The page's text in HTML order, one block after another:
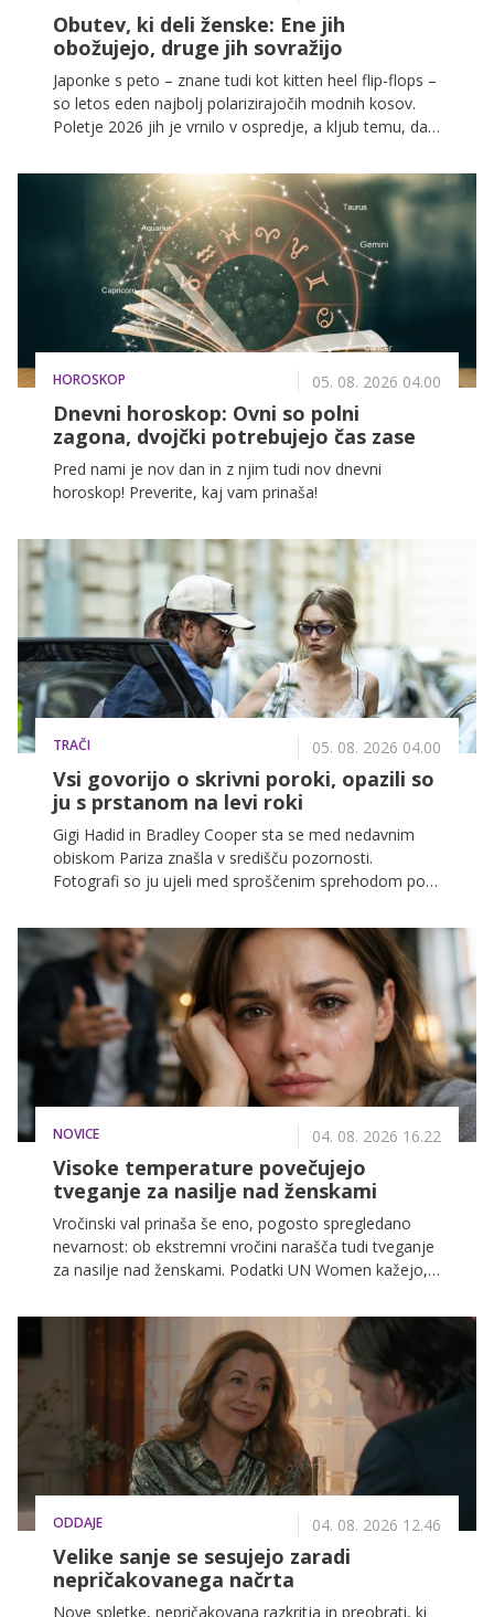
Obutev, ki deli ženske: Ene jih
obožujejo, druge jih sovražijo
Japonke s peto – znane tudi kot kitten heel flip-flops –
so letos eden najbolj polarizirajočih modnih kosov.
Poletje 2026 jih je vrnilo v ospredje, a kljub temu, da
HOROSKOP 05. 08. 2026 04.00
Dnevni horoskop: Ovni so polni
zagona, dvojčki potrebujejo čas zase
Pred nami je nov dan in z njim tudi nov dnevni
horoskop! Preverite, kaj vam prinaša!
TRAČI 05. 08. 2026 04.00
Vsi govorijo o skrivni poroki, opazili so
ju s prstanom na levi roki
Gigi Hadid in Bradley Cooper sta se med nedavnim
obiskom Pariza znašla v središču pozornosti.
Fotografi so ju ujeli med sproščenim sprehodom po
pritegnila predvsem podrobnost, ki je sprožila val
ugibanj o njuni prihodnosti.
NOVICE 04. 08. 2026 16.22
Visoke temperature povečujejo
tveganje za nasilje nad ženskami
Vročinski val prinaša še eno, pogosto spregledano
nevarnost: ob ekstremni vročini narašča tudi tveganje
za nasilje nad ženskami. Podatki UN Women kažejo,
intimnopartnerskih odnosih za 4,7 %, zato je
ozaveščanje v času vročinskih valov še posebej
ODDAJE 04. 08. 2026 12.46
Velike sanje se sesujejo zaradi
nepričakovanega načrta
Nove spletke, nepričakovana razkritja in preobrati, ki